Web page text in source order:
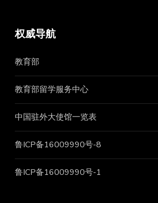
权威导航
教育部
教育部留学服务中心
中国驻外大使馆一览表
鲁ICP备16009990号-8
鲁ICP备16009990号-1